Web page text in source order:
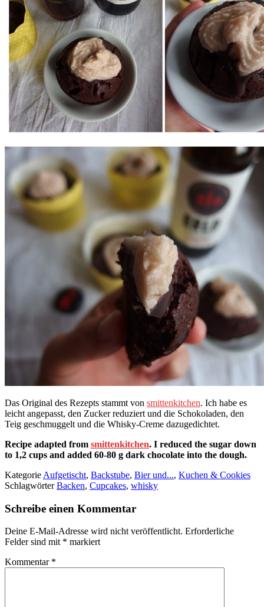
Das Original des Rezepts stammt von smittenkitchen. Ich habe es
leicht angepasst, den Zucker reduziert und die Schokoladen, den
Teig geschmuggelt und die Whisky-Creme dazugedichtet.
Recipe adapted from smittenkitchen. I reduced the sugar down
to 1,2 cups and added 60-80 g dark chocolate into the dough.
Kategorie Aufgetischt, Backstube, Bier und..., Kuchen & Cookies
SchlagwörterBacken, Cupcakes, whisky
Schreibe einen Kommentar
Deine E-Mail-Adresse wird nicht veröffentlicht. Erforderliche
Felder sind mit * markiert
Kommentar *